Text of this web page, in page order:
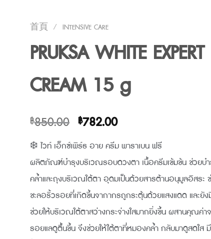
首頁 / INTENSIVE CARE
PRUKSA WHITE EXPERT
CREAM 15 g
฿850.00 原
始
價
格：
฿850.00。
฿782.00目
價
格：
฿782.00。
❄️ ไวท์ เอ็กซ์เพิร์ธ อาย ครีม พาราเบน ฟรี
ผลิตภัณฑ์บำรุงบริเวณรอบดวงตา เนื้อครีมเข้มข้น ช่วยบำ
คล้ำและถุงบริเวณใต้ตา อุดมเป็นด้วยสารต้านอนุมูลอิสระ
ชะลอริ้วรอยที่เกิดขึ้นจากากรถูกระตุ้นด้วยแสงแดด และยัง
ช่วยให้บริเวณใต้ตาสว่างกระจ่างใสมากยิ่งขึ้น ผสานคุณค่า
รอยแลดูตื้นขึ้น จึงช่วยให้ใต้ตาที่หมองคล้ำ กลับมาดูสดใส